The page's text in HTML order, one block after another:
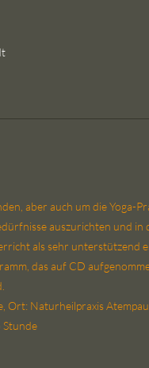
aber auch um die Yoga-
auszurichten und in
als sehr unterstützend
das auf CD
Ort: Naturheilpraxis
Stunde